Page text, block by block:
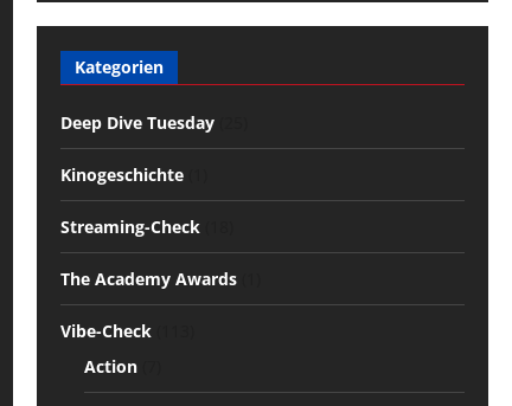
Kategorien
Deep Dive Tuesday(25)
Kinogeschichte(1)
Streaming-Check(18)
The Academy Awards(1)
Vibe-Check(113)
Action(7)